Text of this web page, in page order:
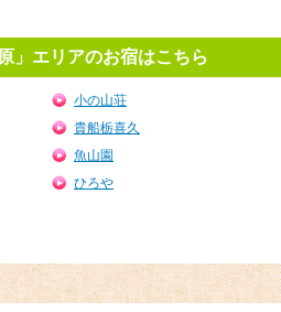
」エリアのお宿はこちら
小の山荘
貴船栃喜久
魚山園
ひろや